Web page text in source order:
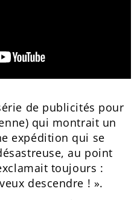
de publicités pour
qui montrait un
expédition qui se
au point
toujours :
descendre ! ».